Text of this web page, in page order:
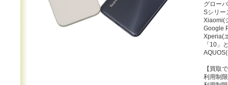
グロー
Sシリー
Xiaomi(
Google
Xperia(
「10」
【買取
利用制